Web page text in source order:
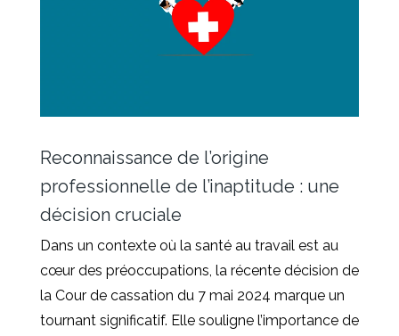
Reconnaissance de l’origine
professionnelle de l’inaptitude : une
décision cruciale
Dans un contexte où la santé au travail est au
cœur des préoccupations, la récente décision de
la Cour de cassation du 7 mai 2024 marque un
tournant significatif. Elle souligne l’importance de